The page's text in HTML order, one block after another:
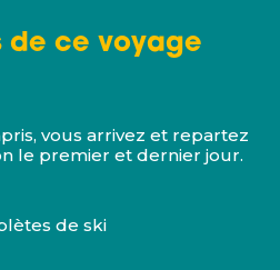
de ce voyage
vous arrivez et repartez
le premier et dernier jour.
de ski